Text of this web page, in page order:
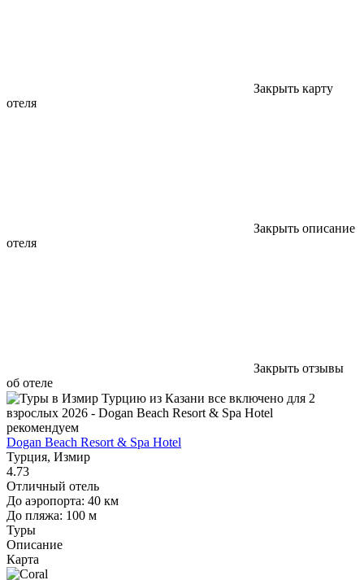
Закрыть карту
отеля
Закрыть описание
отеля
Закрыть отзывы
об отеле
рекомендуем
Dogan Beach Resort & Spa Hotel
Турция, Измир
4.73
Отличный отель
До аэропорта: 40 км
До пляжа: 100 м
Туры
Описание
Карта